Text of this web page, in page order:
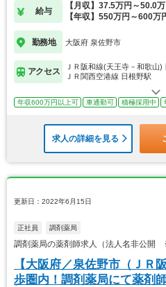
給与
【月収】37.5万円～50.0万
【年収】550万円～600万
勤務地 大阪府 泉佐野市
アクセス
ＪＲ阪和線(天王寺－和歌山)
ＪＲ関西空港線 日根野駅
年収600万円以上可 車通勤可 積極採用中
求人の詳細を見る
更新日：2022年6月15日
正社員 調剤薬局
調剤薬局の薬剤師求人（法人名非公開
【大阪府／泉佐野市（ＪＲ
歩圏内！調剤薬局にて薬剤